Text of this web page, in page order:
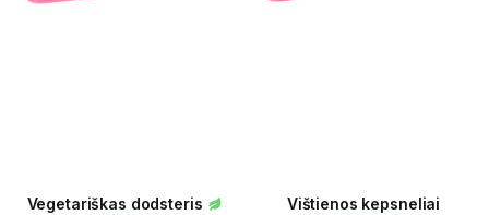
Vegetariškas dodsteris Vištienos kepsneliai